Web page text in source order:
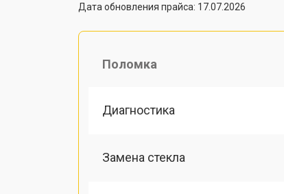
Дата обновления прайса: 17.07.2026
Поломка
Диагностика
Замена стекла